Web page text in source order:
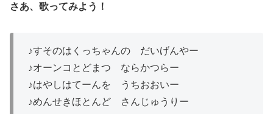
さあ、歌ってみよう！
♪すそのはくっちゃんの だいげんやー
♪オーンコとどまつ ならかつらー
♪はやしはてーんを うちおおいー
♪めんせきほとんど さんじゅうりー